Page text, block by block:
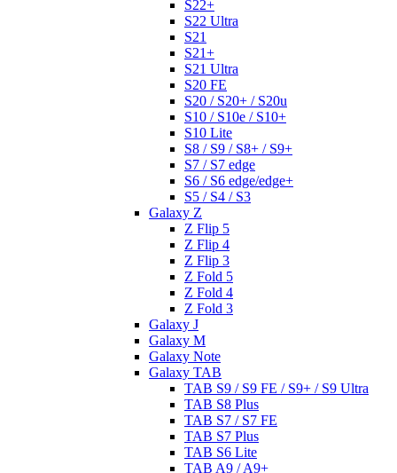
S22+
S22 Ultra
S21
S21+
S21 Ultra
S20 FE
S20 / S20+ / S20u
S10 / S10e / S10+
S10 Lite
S8 / S9 / S8+ / S9+
S7 / S7 edge
S6 / S6 edge/edge+
S5 / S4 / S3
Galaxy Z
Z Flip 5
Z Flip 4
Z Flip 3
Z Fold 5
Z Fold 4
Z Fold 3
Galaxy J
Galaxy M
Galaxy Note
Galaxy TAB
TAB S9 / S9 FE / S9+ / S9 Ultra
TAB S8 Plus
TAB S7 / S7 FE
TAB S7 Plus
TAB S6 Lite
TAB A9 / A9+